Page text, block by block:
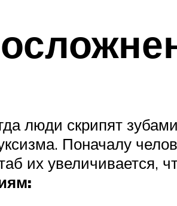
люди скрипят
Поначалу
их увеличивается,